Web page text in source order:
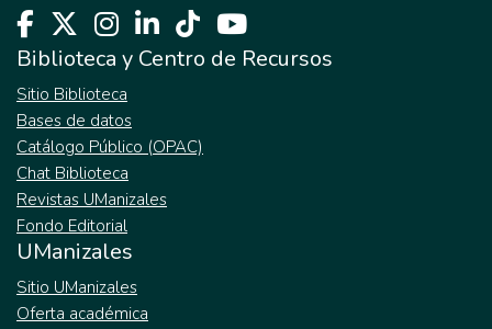
Biblioteca y Centro de Recursos
Sitio Biblioteca
Bases de datos
Catálogo Público (OPAC)
Chat Biblioteca
Revistas UManizales
Fondo Editorial
UManizales
Sitio UManizales
Oferta académica